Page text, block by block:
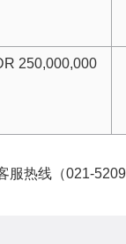
250,000,000
服热线（021-